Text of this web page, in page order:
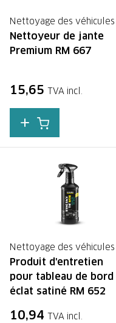
Nettoyage des véhicules
Nettoyeur de jante
Premium RM 667
15,65 TVA incl.
Nettoyage des véhicules
Produit d'entretien
pour tableau de bord
éclat satiné RM 652
10,94 TVA incl.